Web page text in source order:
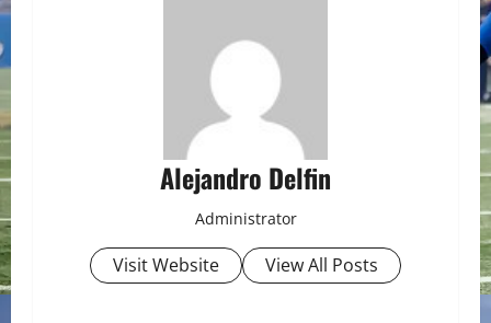
Alejandro Delfin
Administrator
Visit Website View All Posts